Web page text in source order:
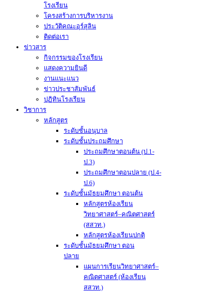
โรงเรียน
โครงสร้างการบริหารงาน
ประวัติคณะอุร์สุลิน
ติดต่อเรา
ข่าวสาร
กิจกรรมของโรงเรียน
แสดงความยินดี
งานแนะแนว
ข่าวประชาสัมพันธ์
ปฏิทินโรงเรียน
วิชาการ
หลักสูตร
ระดับชั้นอนุบาล
ระดับชั้นประถมศึกษา
ประถมศึกษาตอนต้น (ป.1-
ป.3)
ประถมศึกษาตอนปลาย (ป.4-
ป.6)
ระดับชั้นมัธยมศึกษา ตอนต้น
หลักสูตรห้องเรียน
วิทยาศาสตร์–คณิตศาสตร์
(สสวท.)
หลักสูตรห้องเรียนปกติ
ระดับชั้นมัธยมศึกษา ตอน
ปลาย
แผนการเรียนวิทยาศาสตร์–
คณิตศาสตร์ (ห้องเรียน
สสวท.)